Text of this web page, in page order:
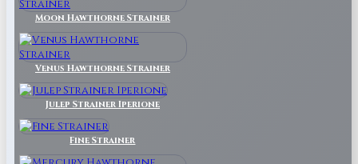
Moon Hawthorne Strainer
Venus Hawthorne Strainer
Julep Strainer Iperione
Fine Strainer